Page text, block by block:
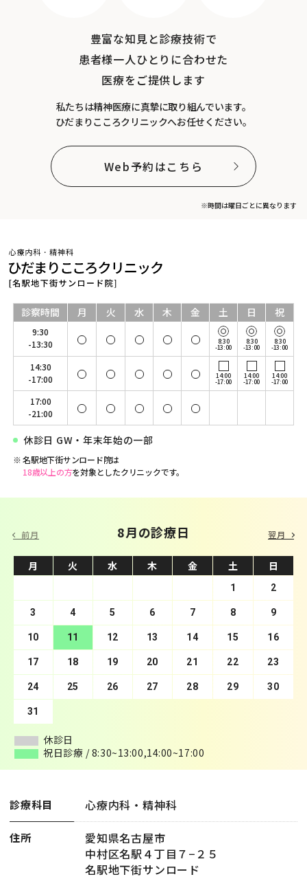
豊富な知見と診療技術で
患者様一人ひとりに合わせた
医療をご提供します
私たちは精神医療に真摯に取り組んでいます。
ひだまりこころクリニックへお任せください。
Web予約はこちら
※時間は曜日ごとに異なります
診察時間 月 火 水 木 金 土 日 祝
9:30
-13:30
8:30
-13:00
8:30
-13:00
8:30
-13:00
14:30
-17:00
14:00
-17:00
14:00
-17:00
14:00
-17:00
17:00
-21:00
休診日 GW・年末年始の一部
名駅地下街サンロード院は
18歳以上の方を対象としたクリニックです。
前月 8月の診療日
月 火 水 木 金 土 日
1 2
3 4 5 6 7 8 9
10 11 12 13 14 15 16
17 18 19 20 21 22 23
24 25 26 27 28 29 30
31
休診日
祝日診療 / 8:30~13:00,14:00~17:00
9 月の診療日
月 火 水 木 金 土 日
5 6
7 8 9 10 11 12 13
14 15 16 17 18 19 20
21 22 23 24 25 26 27
28 29 30
休診日
祝日診療 / 8:30~13:00,14:00~17:00
翌月
診療科目 心療内科・精神科
住所
愛知県名古屋市
中村区名駅４丁目７−２５
名駅地下街サンロード